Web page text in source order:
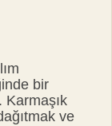
bir
ve